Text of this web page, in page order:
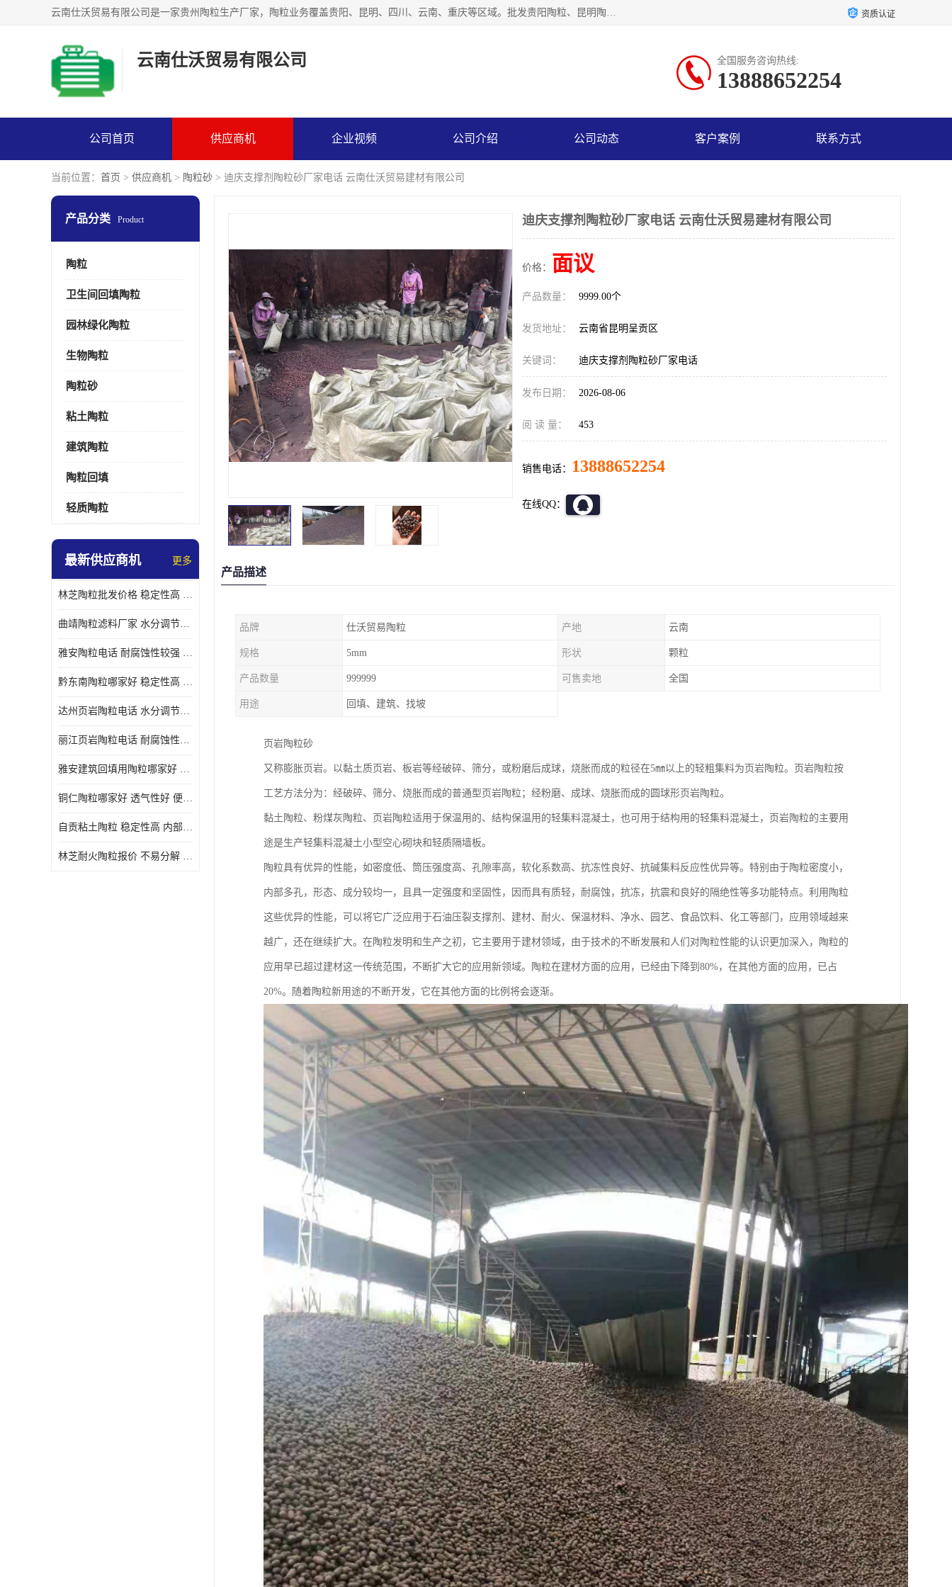
云南仕沃贸易有限公司是一家贵州陶粒生产厂家，陶粒业务覆盖贵阳、昆明、四川、云南、重庆等区域。批发贵阳陶粒、昆明陶粒、四川陶粒、云南陶粒、重庆陶粒，服务热线：*。仕沃贸易建材致力于建筑产业化、绿色建筑体系、产品和系统应用解决方案的企业。研发生产、销售和推广绿色建筑体系、建筑产业化体系的各种环保建筑产品。 资质认证
云南仕沃贸易有限公司 全国服务咨询热线:
13888652254
公司首页 供应商机 企业视频 公司介绍 公司动态 客户案例 联系方式
当前位置： 首页 > 供应商机 > 陶粒砂 > 迪庆支撑剂陶粒砂厂家电话 云南仕沃贸易建材有限公司
产品分类 Product
陶粒
卫生间回填陶粒
园林绿化陶粒
生物陶粒
陶粒砂
粘土陶粒
建筑陶粒
陶粒回填
轻质陶粒
最新供应商机 更多
林芝陶粒批发价格 稳定性高 便于搬运和使用
曲靖陶粒滤料厂家 水分调节性好 长期使用寿命较长
雅安陶粒电话 耐腐蚀性较强 长期使用寿命较长
黔东南陶粒哪家好 稳定性高 长期使用寿命较长
达州页岩陶粒电话 水分调节性好 密度低 重量轻
丽江页岩陶粒电话 耐腐蚀性较强 便于搬运和使用
雅安建筑回填用陶粒哪家好 孔隙率高 比重轻 密度较小
铜仁陶粒哪家好 透气性好 便于搬运和使用
自贡粘土陶粒 稳定性高 内部空隙较大
林芝耐火陶粒报价 不易分解 便于搬运和使用
迪庆支撑剂陶粒砂厂家电话 云南仕沃贸易建材有限公司
价格： 面议
产品数量： 9999.00个
发货地址： 云南省昆明呈贡区
关键词： 迪庆支撑剂陶粒砂厂家电话
发布日期： 2026-08-06
阅 读 量： 453
销售电话： 13888652254
在线QQ：
产品描述
品牌 仕沃贸易陶粒 产地 云南
规格 5mm 形状 颗粒
产品数量 999999 可售卖地 全国
用途 回填、建筑、找坡
页岩陶粒砂
又称膨胀页岩。以黏土质页岩、板岩等经破碎、筛分，或粉磨后成球，烧胀而成的粒径在5㎜以上的轻粗集料为页岩陶粒。页岩陶粒按
工艺方法分为：经破碎、筛分、烧胀而成的普通型页岩陶粒；经粉磨、成球、烧胀而成的圆球形页岩陶粒。
黏土陶粒、粉煤灰陶粒、页岩陶粒适用于保温用的、结构保温用的轻集料混凝土，也可用于结构用的轻集料混凝土，页岩陶粒的主要用
途是生产轻集料混凝土小型空心砌块和轻质隔墙板。
陶粒具有优异的性能，如密度低、筒压强度高、孔隙率高，软化系数高、抗冻性良好、抗碱集料反应性优异等。特别由于陶粒密度小，
内部多孔，形态、成分较均一，且具一定强度和坚固性，因而具有质轻，耐腐蚀，抗冻，抗震和良好的隔绝性等多功能特点。利用陶粒
这些优异的性能，可以将它广泛应用于石油压裂支撑剂、建材、耐火、保温材料、净水、园艺、食品饮料、化工等部门，应用领域越来
越广，还在继续扩大。在陶粒发明和生产之初，它主要用于建材领域，由于技术的不断发展和人们对陶粒性能的认识更加深入，陶粒的
应用早已超过建材这一传统范围，不断扩大它的应用新领域。陶粒在建材方面的应用，已经由下降到80%，在其他方面的应用，已占
20%。随着陶粒新用途的不断开发，它在其他方面的比例将会逐渐。